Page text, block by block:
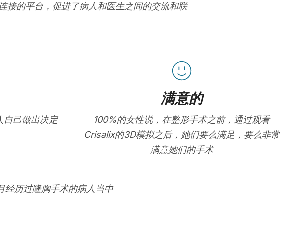
接的平台，促进了病人和医生之间的交流和联
自己做出决定
满意的
100%的女性说，在整形手术之前，通过观看
Crisalix的3D模拟之后，她们要么满足，要么非常
满意她们的手术
经历过隆胸手术的病人当中